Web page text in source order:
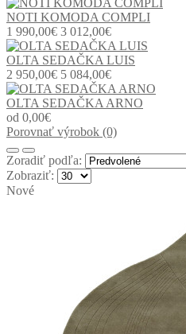
NOTI KOMODA COMPLI
1 990,00€ 3 012,00€
OLTA SEDAČKA LUIS
2 950,00€ 5 084,00€
OLTA SEDAČKA ARNO
od 0,00€
Porovnať výrobok (0)
Zoradiť podľa:
Zobraziť:
Nové